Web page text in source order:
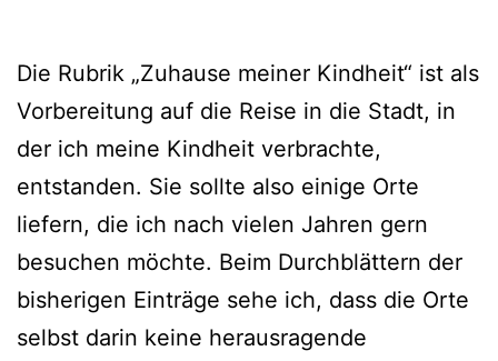
Die Rubrik „Zuhause meiner Kindheit“ ist als
Vorbereitung auf die Reise in die Stadt, in
der ich meine Kindheit verbrachte,
entstanden. Sie sollte also einige Orte
liefern, die ich nach vielen Jahren gern
besuchen möchte. Beim Durchblättern der
bisherigen Einträge sehe ich, dass die Orte
selbst darin keine herausragende